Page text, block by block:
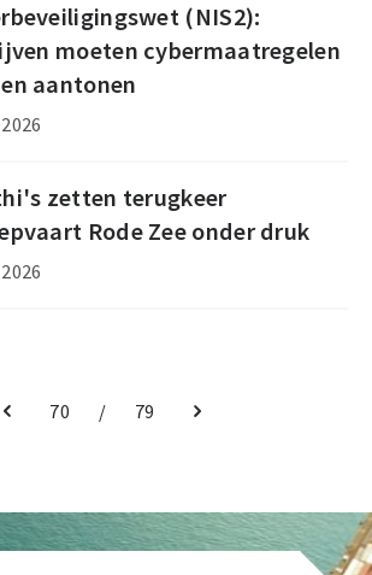
(NIS2):
moeten cybermaatregelen
aantonen
zetten terugkeer
Rode Zee onder druk
page
70 / page
79